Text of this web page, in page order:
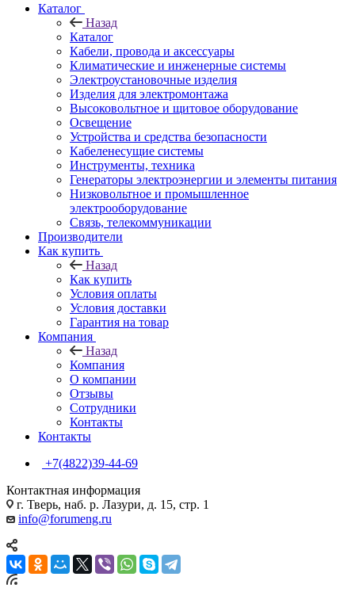
Каталог
Назад
Каталог
Кабели, провода и аксессуары
Климатические и инженерные системы
Электроустановочные изделия
Изделия для электромонтажа
Высоковольтное и щитовое оборудование
Освещение
Устройства и средства безопасности
Кабеленесущие системы
Инструменты, техника
Генераторы электроэнергии и элементы питания
Низковольтное и промышленное
электрооборудование
Связь, телекоммуникации
Производители
Как купить
Назад
Как купить
Условия оплаты
Условия доставки
Гарантия на товар
Компания
Назад
Компания
О компании
Отзывы
Сотрудники
Контакты
Контакты
+7(4822)39-44-69
Контактная информация
г. Тверь, наб. р. Лазури, д. 15, стр. 1
info@forumeng.ru